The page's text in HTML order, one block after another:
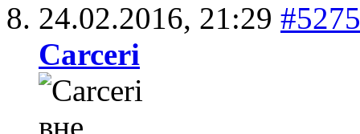
24.02.2016, 21:29 #5275
Carceri